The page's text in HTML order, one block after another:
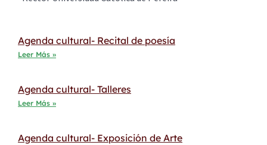
Agenda cultural- Recital de poesía
Leer Más »
Agenda cultural- Talleres
Leer Más »
Agenda cultural- Exposición de Arte